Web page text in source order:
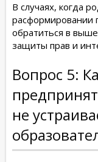
В случаях, когда
расформировании
обратиться в
защиты прав и
Вопрос 5:
не